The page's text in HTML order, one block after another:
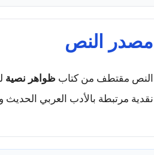
مصدر النص
النص مقتطف من كتاب ظواهر نصية
نقدية مرتبطة بالأدب العربي الحديث